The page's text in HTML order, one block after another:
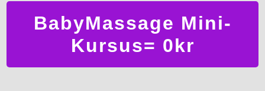
BabyMassage Mini-
Kursus= 0kr